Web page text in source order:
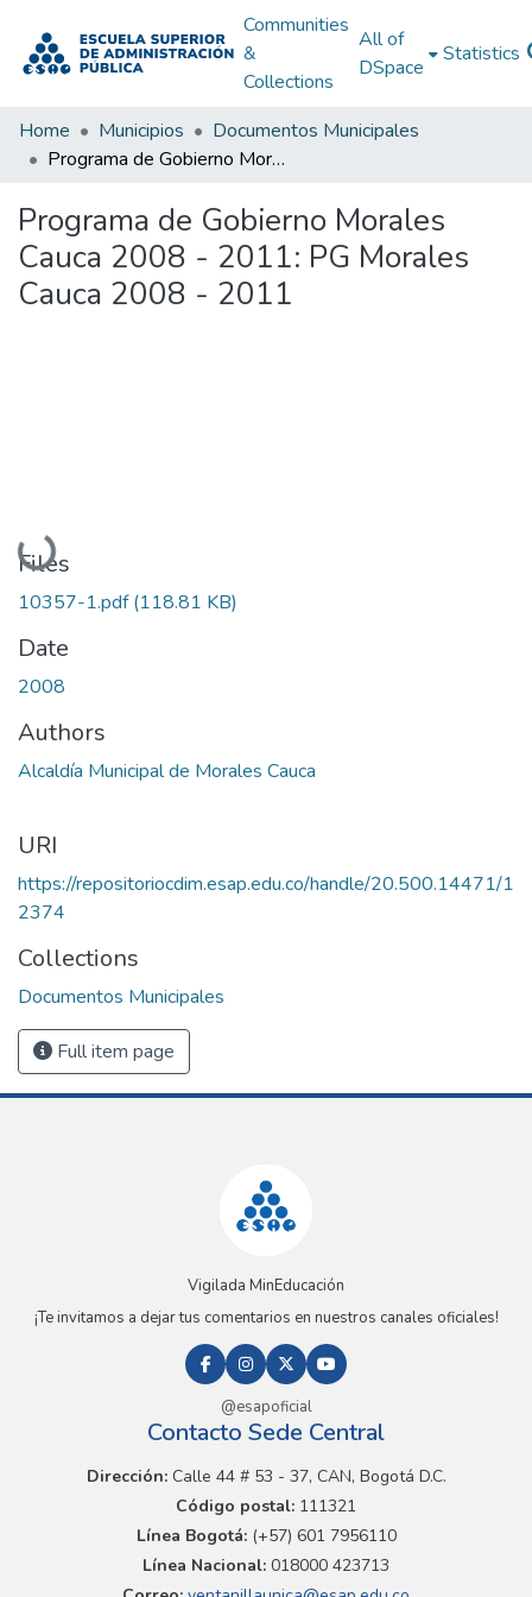
Communities
&
Collections
All of
DSpace
Statistics
Home Municipios
Documentos Municipales
Programa de Gobierno Morales Cauca 2008 - 2011: PG Morales Cauca 2008 - 2011
Programa de Gobierno Morales
Cauca 2008 - 2011: PG Morales
Cauca 2008 - 2011
Loading...
Files
10357-1.pdf(118.81 KB)
Date
2008
Authors
Alcaldía Municipal de Morales Cauca
URI
https://repositoriocdim.esap.edu.co/handle/20.500.14471/1
2374
Collections
Documentos Municipales
Full item page
Vigilada MinEducación
¡Te invitamos a dejar tus comentarios en nuestros canales oficiales!
@esapoficial
Contacto Sede Central
Dirección:Calle 44 # 53 - 37, CAN, Bogotá D.C.
Código postal: 111321
Línea Bogotá:(+57) 601 7956110
Línea Nacional: 018000 423713